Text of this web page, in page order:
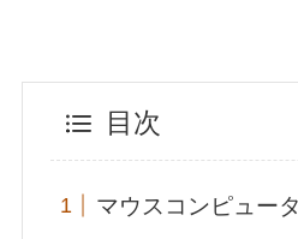
目次
マウスコンピュー